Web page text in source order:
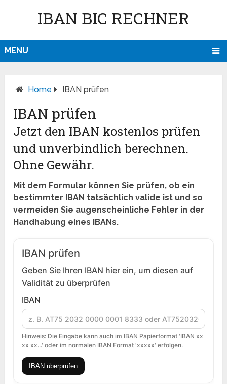
IBAN BIC RECHNER
MENU
Home IBAN prüfen
IBAN prüfen
Jetzt den IBAN kostenlos prüfen
und unverbindlich berechnen.
Ohne Gewähr.
Mit dem Formular können Sie prüfen, ob ein
bestimmter IBAN tatsächlich valide ist und so
vermeiden Sie augenscheinliche Fehler in der
Handhabung eines IBANs.
IBAN prüfen
Geben Sie Ihren IBAN hier ein, um diesen auf
Validität zu überprüfen
IBAN
Hinweis: Die Eingabe kann auch im IBAN Papierformat 'IBAN xx
xx xx...' oder im normalen IBAN Format 'xxxxx' erfolgen.
IBAN überprüfen